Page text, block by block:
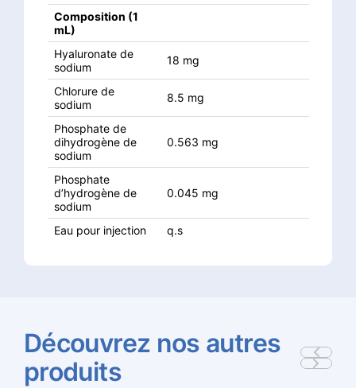
Composition (1
mL)
Hyaluronate de
sodium
18 mg
Chlorure de
sodium
8.5 mg
Phosphate de
dihydrogène de
sodium
0.563 mg
Phosphate
d’hydrogène de
sodium
0.045 mg
Eau pour injection q.s
Découvrez nos autres
produits